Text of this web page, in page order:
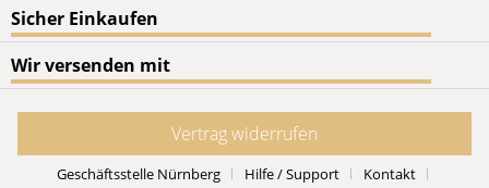
Sicher Einkaufen
Wir versenden mit
Vertrag widerrufen
Geschäftsstelle Nürnberg Hilfe / Support Kontakt